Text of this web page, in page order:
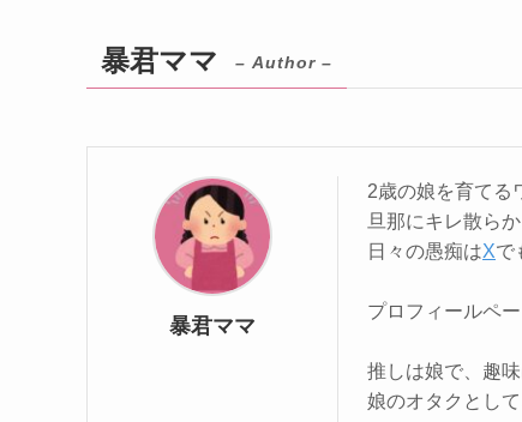
暴君ママ – Author –
暴君ママ
2歳の娘を育てる
旦那にキレ散ら
日々の愚痴はXで
プロフィールペ
推しは娘で、趣
娘のオタクとし